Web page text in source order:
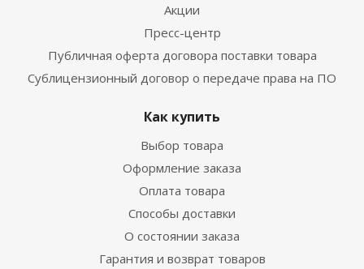
Акции
Пресс-центр
Публичная оферта договора поставки товара
Сублицензионный договор о передаче права на ПО
Как купить
Выбор товара
Оформление заказа
Оплата товара
Способы доставки
О состоянии заказа
Гарантия и возврат товаров